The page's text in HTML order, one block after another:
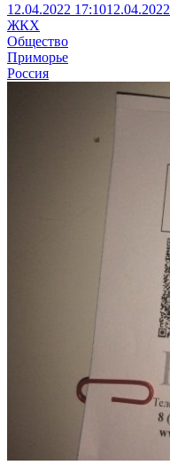
12.04.2022 17:10
ЖКХ
Общество
Приморье
Россия